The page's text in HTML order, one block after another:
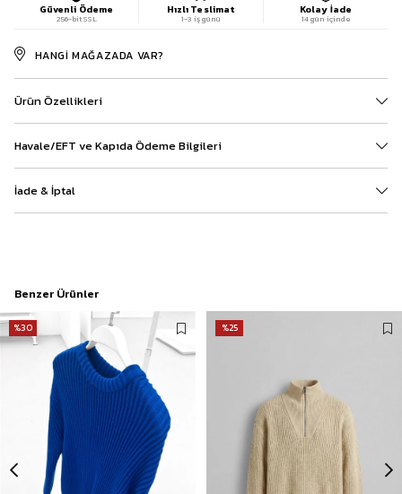
Güvenli Ödeme
256-bit SSL
Hızlı Teslimat
1-3 iş günü
Kolay İade
14 gün içinde
HANGI MAĞAZADA VAR?
Ürün Özellikleri
Havale/EFT ve Kapıda Ödeme Bilgileri
İade & İptal
Benzer Ürünler
%30 %25